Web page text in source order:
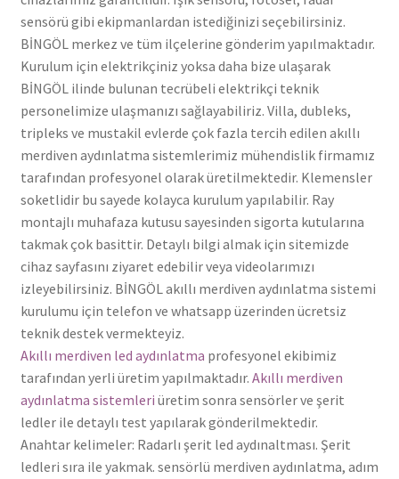
sensörü gibi ekipmanlardan istediğinizi seçebilirsiniz.
BİNGÖL merkez ve tüm ilçelerine gönderim yapılmaktadır.
Kurulum için elektrikçiniz yoksa daha bize ulaşarak
BİNGÖL ilinde bulunan tecrübeli elektrikçi teknik
personelimize ulaşmanızı sağlayabiliriz. Villa, dubleks,
tripleks ve mustakil evlerde çok fazla tercih edilen akıllı
merdiven aydınlatma sistemlerimiz mühendislik firmamız
tarafından profesyonel olarak üretilmektedir. Klemensler
soketlidir bu sayede kolayca kurulum yapılabilir. Ray
montajlı muhafaza kutusu sayesinden sigorta kutularına
takmak çok basittir. Detaylı bilgi almak için sitemizde
cihaz sayfasını ziyaret edebilir veya videolarımızı
izleyebilirsiniz. BİNGÖL akıllı merdiven aydınlatma sistemi
kurulumu için telefon ve whatsapp üzerinden ücretsiz
teknik destek vermekteyiz.
Akıllı merdiven led aydınlatma profesyonel ekibimiz
tarafından yerli üretim yapılmaktadır. Akıllı merdiven
aydınlatma sistemleri üretim sonra sensörler ve şerit
ledler ile detaylı test yapılarak gönderilmektedir.
Anahtar kelimeler: Radarlı şerit led aydınaltması. Şerit
ledleri sıra ile yakmak. sensörlü merdiven aydınlatma, adım